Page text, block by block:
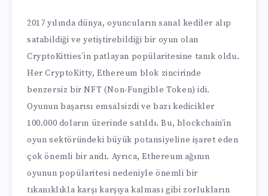
2017 yılında dünya, oyuncuların sanal kediler alıp
satabildiği ve yetiştirebildiği bir oyun olan
CryptoKitties’in patlayan popülaritesine tanık oldu.
Her CryptoKitty, Ethereum blok zincirinde
benzersiz bir NFT (Non-Fungible Token) idi.
Oyunun başarısı emsalsizdi ve bazı kedicikler
100.000 doların üzerinde satıldı. Bu, blockchain’in
oyun sektöründeki büyük potansiyeline işaret eden
çok önemli bir andı. Ayrıca, Ethereum ağının
oyunun popülaritesi nedeniyle önemli bir
tıkanıklıkla karşı karşıya kalması gibi zorlukların